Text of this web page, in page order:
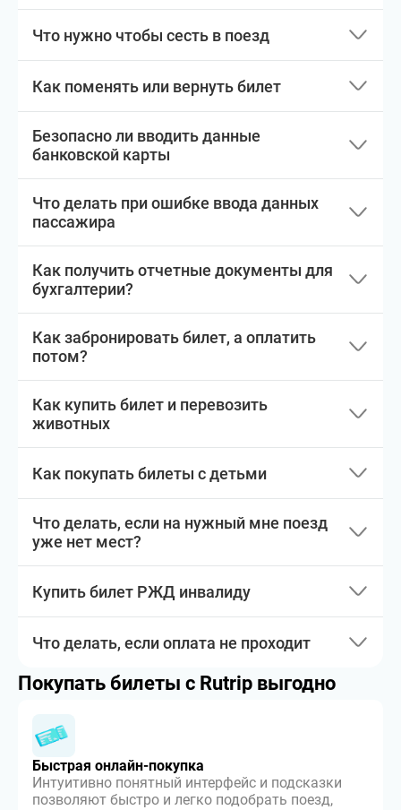
Что нужно чтобы сесть в поезд
Как поменять или вернуть билет
Безопасно ли вводить данные
банковской карты
Что делать при ошибке ввода данных
пассажира
Как получить отчетные документы для
бухгалтерии?
Как забронировать билет, а оплатить
потом?
Как купить билет и перевозить
животных
Как покупать билеты с детьми
Что делать, если на нужный мне поезд
уже нет мест?
Купить билет РЖД инвалиду
Что делать, если оплата не проходит
Покупать билеты с Rutrip выгодно
Быстрая онлайн-покупка
Интуитивно понятный интерфейс и подсказки
позволяют быстро и легко подобрать поезд,